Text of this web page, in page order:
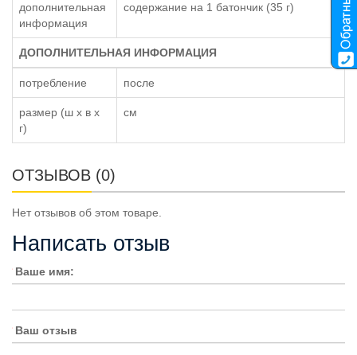
дополнительная
информация
содержание на 1 батончик (35 г)
ДОПОЛНИТЕЛЬНАЯ ИНФОРМАЦИЯ
потребление после
размер (ш x в x
г)
см
ОТЗЫВОВ (0)
Нет отзывов об этом товаре.
Написать отзыв
Ваше имя:
Ваш отзыв